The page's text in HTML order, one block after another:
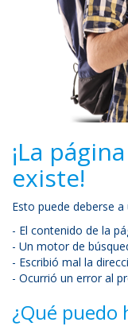
¡La
existe!
Esto puede deberse
- El contenido de la
- Un motor de
- Escribió mal la
- Ocurrió un error al
¿Qué puedo